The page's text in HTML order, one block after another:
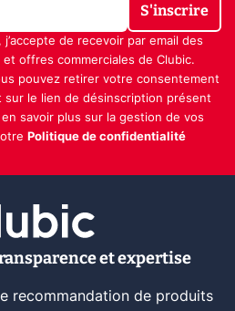
S'inscrire
de recevoir par email des
offres commerciales de Clubic.
pouvez retirer votre consentement
sur le lien de désinscription présent
savoir plus sur la gestion de vos
Politique de confidentialité
et expertise
recommandation de produits